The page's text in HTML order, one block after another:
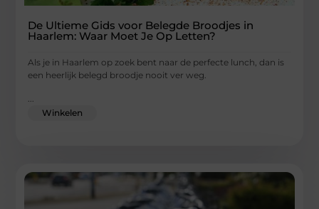
De Ultieme Gids voor Belegde Broodjes in
Haarlem: Waar Moet Je Op Letten?
Als je in Haarlem op zoek bent naar de perfecte lunch, dan is
een heerlijk belegd broodje nooit ver weg.
Winkelen